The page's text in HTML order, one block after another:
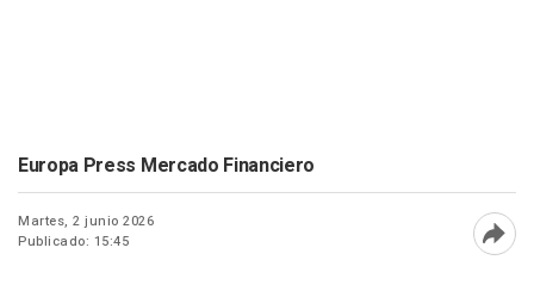
Europa Press Mercado Financiero
Martes, 2 junio 2026
Publicado: 15:45